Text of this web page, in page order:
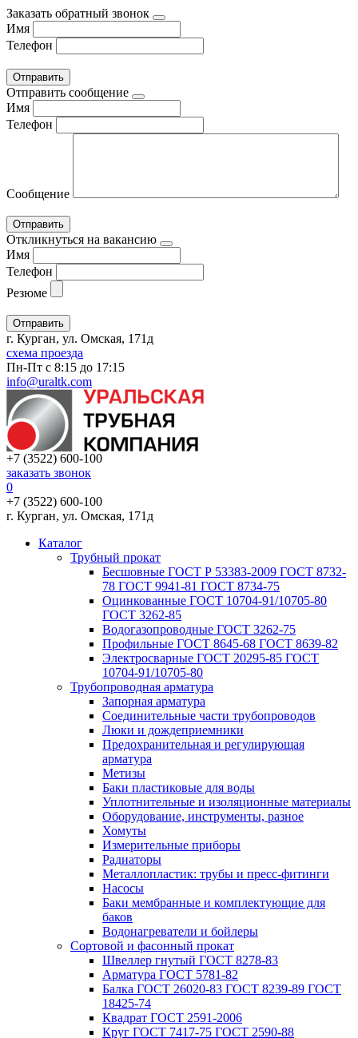
Заказать обратный звонок
Имя
Телефон
Отправить сообщение
Имя
Телефон
Сообщение
Откликнуться на вакансию
Имя
Телефон
Резюме
г. Курган, ул. Омская, 171д
схема проезда
Пн-Пт с 8:15 до 17:15
info@uraltk.com
+7 (3522) 600-100
заказать звонок
0
+7 (3522) 600-100
г. Курган, ул. Омская, 171д
Каталог
Трубный прокат
Беcшовные ГОСТ Р 53383-2009 ГОСТ 8732-
78 ГОСТ 9941-81 ГОСТ 8734-75
Оцинкованные ГОСТ 10704-91/10705-80
ГОСТ 3262-85
Водогазопроводные ГОСТ 3262-75
Профильные ГОСТ 8645-68 ГОСТ 8639-82
Электросварные ГОСТ 20295-85 ГОСТ
10704-91/10705-80
Трубопроводная арматура
Запорная арматура
Соединительные части трубопроводов
Люки и дождеприемники
Предохранительная и регулирующая
арматура
Метизы
Баки пластиковые для воды
Уплотнительные и изоляционные материалы
Оборудование, инструменты, разное
Хомуты
Измерительные приборы
Радиаторы
Металлопластик: трубы и пресс-фитинги
Насосы
Баки мембранные и комплектующие для
баков
Водонагреватели и бойлеры
Сортовой и фасонный прокат
Швеллер гнутый ГОСТ 8278-83
Арматура ГОСТ 5781-82
Балка ГОСТ 26020-83 ГОСТ 8239-89 ГОСТ
18425-74
Квадрат ГОСТ 2591-2006
Круг ГОСТ 7417-75 ГОСТ 2590-88